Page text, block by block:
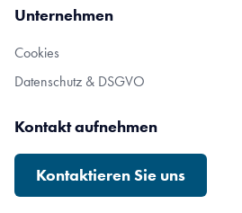
Unternehmen
Cookies
Datenschutz & DSGVO
Kontakt aufnehmen
Kontaktieren Sie uns